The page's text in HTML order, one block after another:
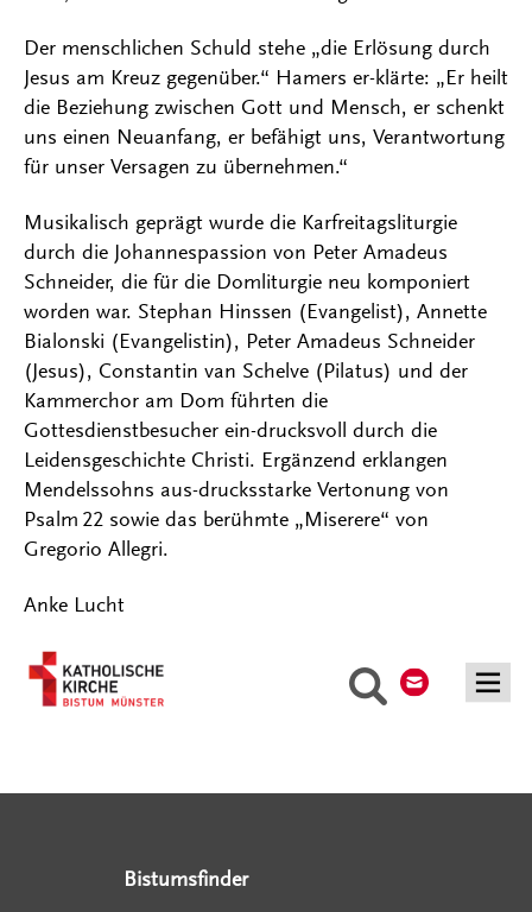
Suche
Der menschlichen Schuld stehe „die Erlösung durch
Jesus am Kreuz gegenüber.“ Hamers er-klärte: „Er heilt
die Beziehung zwischen Gott und Mensch, er schenkt
uns einen Neuanfang, er befähigt uns, Verantwortung
für unser Versagen zu übernehmen.“
Musikalisch geprägt wurde die Karfreitagsliturgie
durch die Johannespassion von Peter Amadeus
Schneider, die für die Domliturgie neu komponiert
worden war. Stephan Hinssen (Evangelist), Annette
Bialonski (Evangelistin), Peter Amadeus Schneider
(Jesus), Constantin van Schelve (Pilatus) und der
Kammerchor am Dom führten die
Gottesdienstbesucher ein-drucksvoll durch die
Leidensgeschichte Christi. Ergänzend erklangen
Mendelssohns aus-drucksstarke Vertonung von
Psalm 22 sowie das berühmte „Miserere“ von
Gregorio Allegri.
Anke Lucht
Bistumsfinder